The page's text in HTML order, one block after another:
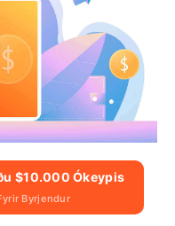
$10.000 Ókeypis
Byrjendur